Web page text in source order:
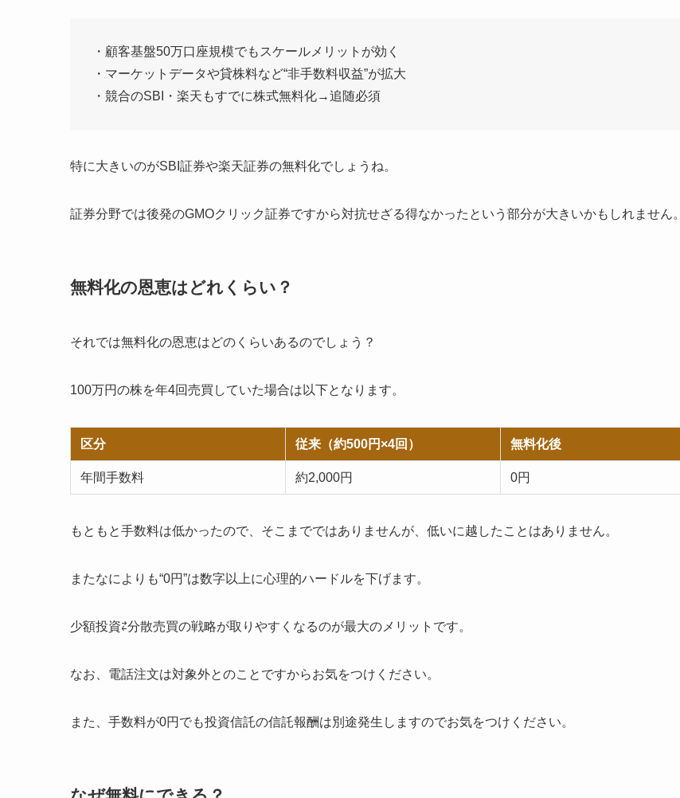
・顧客基盤50万口座規模でもスケールメリットが効く
・マーケットデータや貸株料など“非手数料収益”が拡大
・競合のSBI・楽天もすでに株式無料化→追随必須
特に大きいのがSBI証券や楽天証券の無料化でしょうね。
証券分野では後発のGMOクリック証券ですから対抗せざる得なかったという部分が大きいかもしれません。
無料化の恩恵はどれくらい？
それでは無料化の恩恵はどのくらいあるのでしょう？
100万円の株を年4回売買していた場合は以下となります。
区分 従来（約500円×4回） 無料化後
年間手数料 約2,000円 0円
もともと手数料は低かったので、そこまでではありませんが、低いに越したことはありません。
またなによりも“0円”は数字以上に心理的ハードルを下げます。
少額投資⇄分散売買の戦略が取りやすくなるのが最大のメリットです。
なお、電話注文は対象外とのことですからお気をつけください。
また、手数料が0円でも投資信託の信託報酬は別途発生しますのでお気をつけください。